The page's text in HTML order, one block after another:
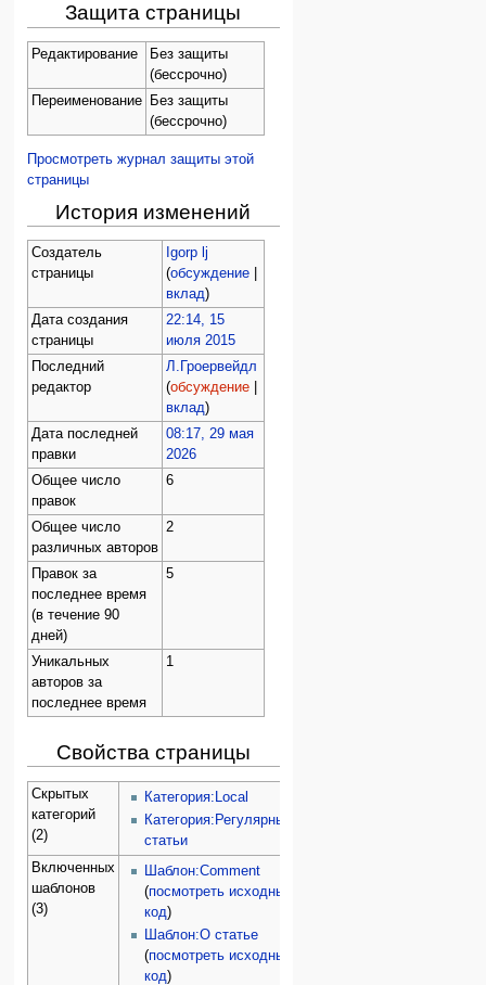
Защита страницы
Редактирование
Без защиты
(бессрочно)
Переименование
Без защиты
(бессрочно)
Просмотреть журнал защиты этой
страницы
История изменений
Создатель
страницы
Igorp lj
(обсуждение|
вклад)
Дата создания
страницы
22:14, 15
июля 2015
Последний
редактор
Л.Гроервейдл
(обсуждение|
вклад)
Дата последней
правки
08:17, 29 мая
2026
Общее число
правок
6
Общее число
различных авторов
2
Правок за
последнее время
(в течение 90
дней)
5
Уникальных
авторов за
последнее время
1
Свойства страницы
Скрытых
категорий
(2)
Категория:Local
Категория:Регулярные
статьи
Включенных
шаблонов
(3)
Шаблон:Comment
(посмотреть исходный
код)
Шаблон:О статье
(посмотреть исходный
код)